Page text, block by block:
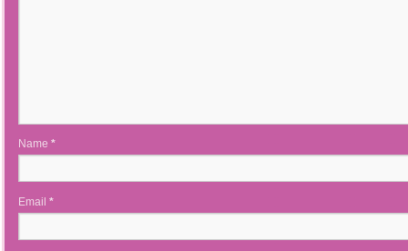
Name *
Email *